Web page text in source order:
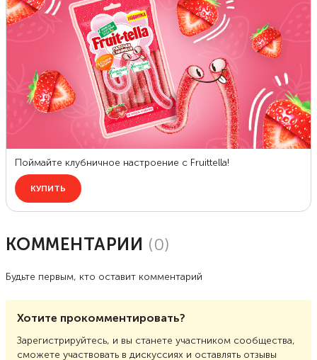
КОММЕНТАРИИ (0)
Будьте первым, кто оставит комментарий
Хотите прокомментировать?
Зарегистрируйтесь, и вы станете участником сообщества,
сможете участвовать в дискуссиях и оставлять отзывы